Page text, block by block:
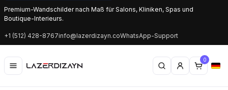
Premium-Wandschilder nach Maß für Salons, Kliniken, Spas und
Boutique-Interieurs.
+1 (512) 428-8767info@lazerdizayn.coWhatsApp-Support
0